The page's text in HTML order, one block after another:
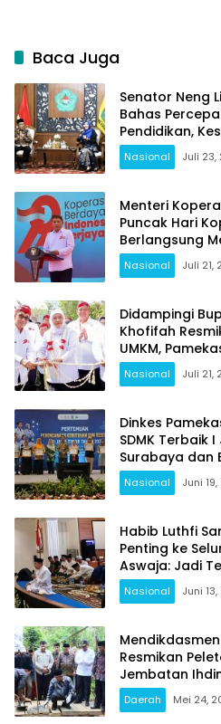
Baca Juga
Senator Neng
Bahas
Pendidikan,
Nasional Juli 23,
Menteri
Puncak Hari
Berlangsung
Nasional Juli 21,
Didampingi
Khofifah
UMKM,
Koperasi Jatim
Nasional Juli 21,
Dinkes
SDMK Terbaik
Surabaya dan
Nasional Juni
Habib Luthfi
Penting ke
Aswaja: Jadi
Jangan
Nasional Juni
Resmikan
Jembatan
Karang
Daerah Mei 24,